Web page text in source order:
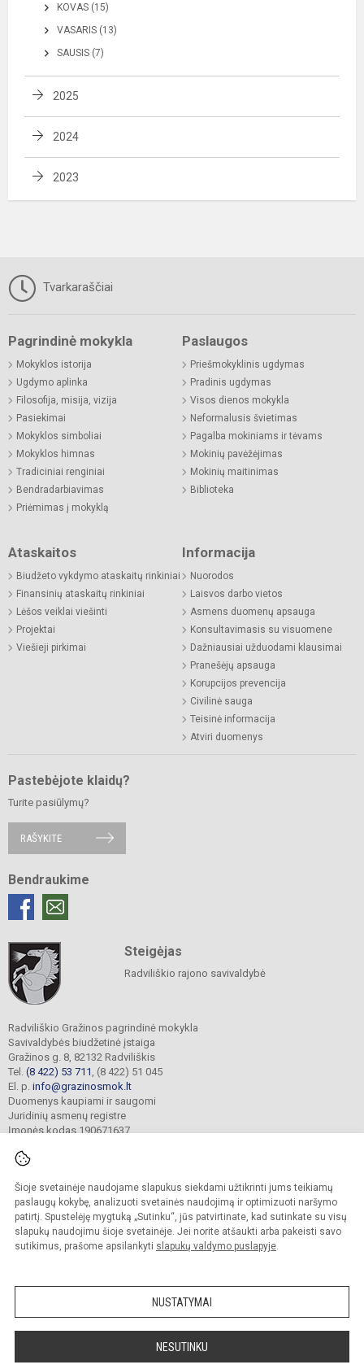
Šioje svetainėje naudojame slapukus siekdami užtikrinti jums teikiamų
paslaugų kokybę, analizuoti svetainės naudojimą ir optimizuoti naršymo
patirtį. Spustelėję mygtuką „Sutinku“, jūs patvirtinate, kad sutinkate su visų
slapukų naudojimu šioje svetainėje. Jei norite atšaukti arba pakeisti savo
sutikimus, prašome apsilankyti slapukų valdymo puslapyje.
NUSTATYMAI
NESUTINKU
KOVAS (15)
VASARIS (13)
SAUSIS (7)
2025
2024
2023
Tvarkaraščiai
Pagrindinė mokykla
Mokyklos istorija
Ugdymo aplinka
Filosofija, misija, vizija
Pasiekimai
Mokyklos simboliai
Mokyklos himnas
Tradiciniai renginiai
Bendradarbiavimas
Priėmimas į mokyklą
Paslaugos
Priešmokyklinis ugdymas
Pradinis ugdymas
Visos dienos mokykla
Neformalusis švietimas
Pagalba mokiniams ir tėvams
Mokinių pavėžėjimas
Mokinių maitinimas
Biblioteka
Ataskaitos
Biudžeto vykdymo ataskaitų rinkiniai
Finansinių ataskaitų rinkiniai
Lėšos veiklai viešinti
Projektai
Viešieji pirkimai
Informacija
Nuorodos
Laisvos darbo vietos
Asmens duomenų apsauga
Konsultavimasis su visuomene
Dažniausiai užduodami klausimai
Pranešėjų apsauga
Korupcijos prevencija
Civilinė sauga
Teisinė informacija
Atviri duomenys
Pastebėjote klaidų?
Turite pasiūlymų?
RAŠYKITE
Bendraukime
Steigėjas
Radviliškio rajono savivaldybė
Radviliškio Gražinos pagrindinė mokykla
Savivaldybės biudžetinė įstaiga
Gražinos g. 8, 82132 Radviliškis
Tel. (8 422) 53 711 , (8 422) 51 045
El. p. info@grazinosmok.lt
Duomenys kaupiami ir saugomi
Juridinių asmenų registre
Įmonės kodas 190671637
© 2022. Radviliškio Gražinos pagrindinė mokykla. Visos teisės saugomos.
Kopijuoti turinį be raštiško įstaigos administracijos sutikimo griežtai draudžiama.
Prieinamumo paraiška Slapukų valdymas
Sumanus būdas atnaujinti